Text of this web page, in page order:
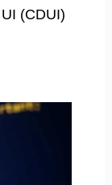
(CDUI)